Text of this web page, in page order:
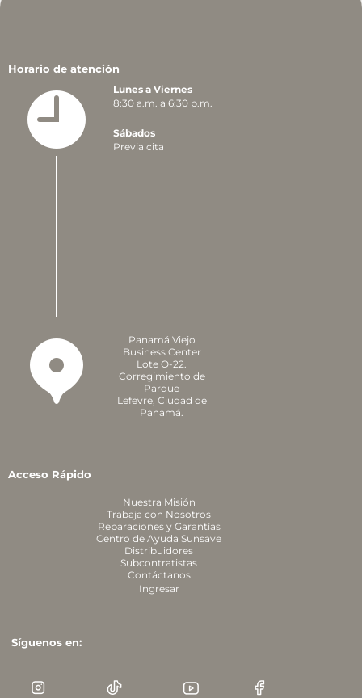
Horario de atención
Lunes a Viernes
8:30 a.m. a 6:30 p.m.
Sábados
Previa cita
Panamá Viejo
Business Center
Lote O-22.
Corregimiento de
Parque
Lefevre, Ciudad de
Panamá.
Acceso Rápido
Nuestra Misión
Trabaja con Nosotros
Reparaciones y Garantías
Centro de Ayuda Sunsave
Distribuidores
Subcontratistas
Contáctanos
Ingresar
Síguenos en: